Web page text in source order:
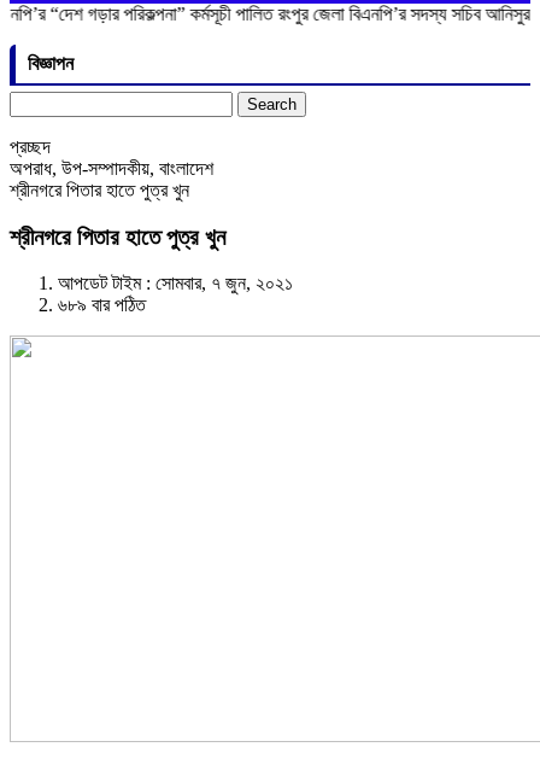
গড়ার পরিকল্পনা” কর্মসূচী পালিত রংপুর জেলা বিএনপি’র সদস্য সচিব আনিসুর রহমান লাকু
বিজ্ঞাপন
for:
প্রচ্ছদ
অপরাধ, উপ-সম্পাদকীয়, বাংলাদেশ
শ্রীনগরে পিতার হাতে পুত্র খুন
শ্রীনগরে পিতার হাতে পুত্র খুন
আপডেট টাইম : সোমবার, ৭ জুন, ২০২১
৬৮৯ বার পঠিত